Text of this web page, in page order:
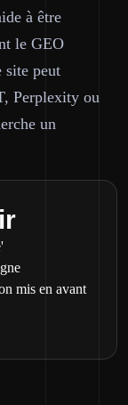
à être
le GEO
site peut
Perplexity ou
un
mis en avant